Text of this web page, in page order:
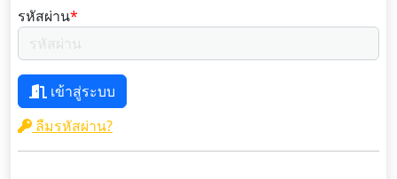
รหัสผ่าน*
เข้าสู่ระบบ
ลืมรหัสผ่าน?